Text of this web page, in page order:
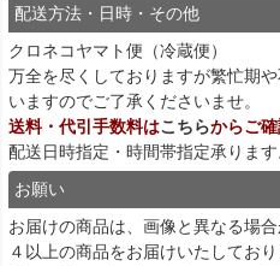
配送方法・日時・その他
クロネコヤマト便（冷蔵便）
万全を尽くしておりますが繁忙期
いますのでご了承くださいませ。
送料・代引手数料はこちらからご確
配送日時指定・時間帯指定承ります
お願い
お届けの商品は、画像と異なる場
４以上の商品をお届けいたしてお